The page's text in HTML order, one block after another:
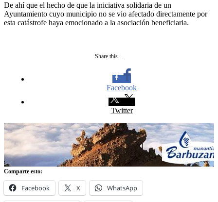
De ahí que el hecho de que la iniciativa solidaria de un
Ayuntamiento cuyo municipio no se vio afectado directamente por
esta catástrofe haya emocionado a la asociación beneficiaria.
Share this…
Facebook
Twitter
Comparte esto:
Facebook X WhatsApp